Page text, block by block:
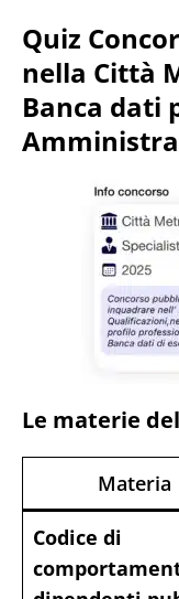
Quiz
nella Città
Banca dati
Le materie
Materia
Codice di